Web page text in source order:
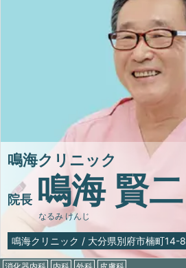
鳴海クリニック
院長 鳴海 賢二
なるみ けんじ
鳴海クリニック / 大分県別府市楠町14-8